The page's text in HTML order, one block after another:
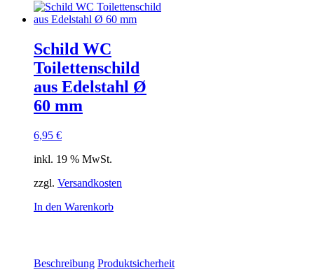
Schild WC
Toilettenschild
aus Edelstahl Ø
60 mm
6,95 €
inkl. 19 % MwSt.
zzgl. Versandkosten
In den Warenkorb
Beschreibung Produktsicherheit